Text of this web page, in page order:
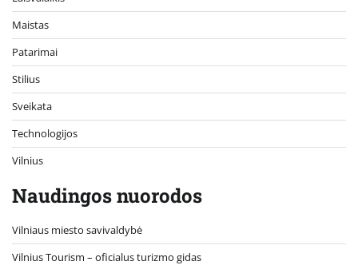
Maistas
Patarimai
Stilius
Sveikata
Technologijos
Vilnius
Naudingos nuorodos
Vilniaus miesto savivaldybė
Vilnius Tourism – oficialus turizmo gidas